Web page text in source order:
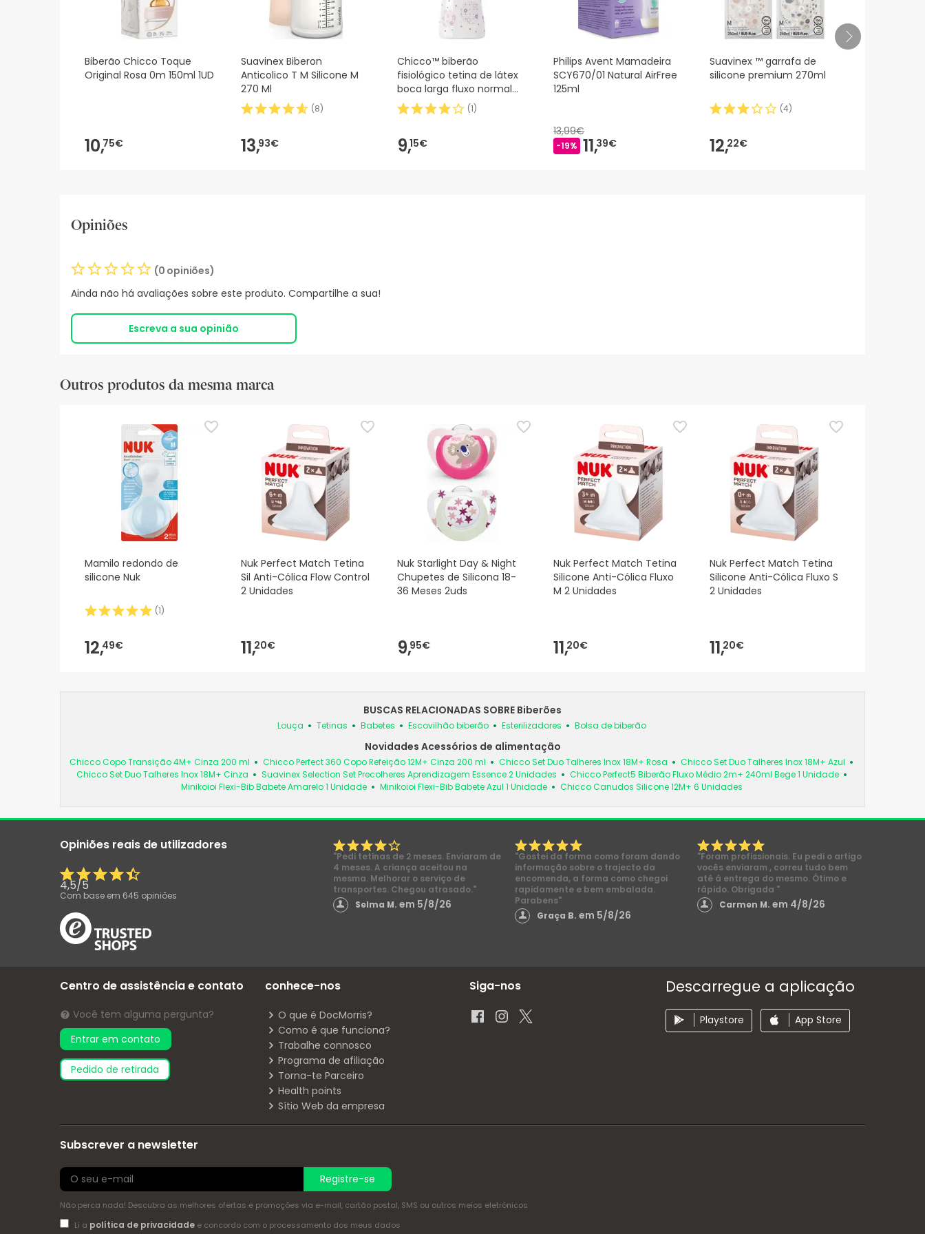
Biberão Chicco Toque
Original Rosa 0m 150ml 1UD
10,75€
Suavinex Biberon
Anticolico T M Silicone M
270 Ml
(8)
13,93€
Chicco™ biberão
fisiológico tetina de látex
boca larga fluxo normal
rosa 150ml 1ud
(1)
9,15€
Philips Avent Mamadeira
SCY670/01 Natural AirFree
125ml
13,99€
-19% 11,39€
Suavinex ™ garrafa de
silicone premium 270ml
(4)
12,22€
Opiniões
(0 opiniões)
Ainda não há avaliações sobre este produto. Compartilhe a sua!
Escreva a sua opinião
Outros produtos da mesma marca
Mamilo redondo de
silicone Nuk
(1)
12,49€
Nuk Perfect Match Tetina
Sil Anti-Cólica Flow Control
2 Unidades
11,20€
Nuk Starlight Day & Night
Chupetes de Silicona 18-
36 Meses 2uds
9,95€
Nuk Perfect Match Tetina
Silicone Anti-Cólica Fluxo
M 2 Unidades
11,20€
Nuk Perfect Match Tetina
Silicone Anti-Cólica Fluxo S
2 Unidades
11,20€
BUSCAS RELACIONADAS SOBRE Biberões
Louça Tetinas Babetes Escovilhão biberão Esterilizadores Bolsa de biberão
Novidades Acessórios de alimentação
Chicco Copo Transição 4M+ Cinza 200 ml Chicco Perfect 360 Copo Refeição 12M+ Cinza 200 ml Chicco Set Duo Talheres Inox 18M+ Rosa
Chicco Set Duo Talheres Inox 18M+ Azul
Chicco Set Duo Talheres Inox 18M+ Cinza
Suavinex Selection Set Precolheres Aprendizagem Essence 2 Unidades
Chicco Perfect5 Biberão Fluxo Médio 2m+ 240ml Bege 1 Unidade
Minikoioi Flexi-Bib Babete Amarelo 1 Unidade
Minikoioi Flexi-Bib Babete Azul 1 Unidade Chicco Canudos Silicone 12M+ 6 Unidades
Opiniões reais de utilizadores
4,5/5
Com base em 645 opiniões
"Pedi tetinas de 2 meses. Enviaram de
4 meses. A criança aceitou na
mesma. Melhorar o serviço de
transportes. Chegou atrasado."
Selma M. em 5/8/26
"Gostei da forma como foram dando
informação sobre o trajecto da
encomenda, a forma como chegoi
rapidamente e bem embalada.
Parabens"
Graça B.em 5/8/26
"Foram profissionais. Eu pedi o artigo
vocês enviaram , correu tudo bem
até á entrega do mesmo. Ótimo e
rápido. Obrigada "
Carmen M. em 4/8/26
Centro de assistência e contato
Você tem alguma pergunta?
Entrar em contato
pedido de retirada
conhece-nos
O que é DocMorris?
Como é que funciona?
Trabalhe connosco
Programa de afiliação
Torna-te Parceiro
Health points
Sítio Web da empresa
Siga-nos Descarregue a aplicação
Playstore App Store
Subscrever a newsletter
Registre-se
Não perca nada! Descubra as melhores ofertas e promoções via e-mail, cartão postal, SMS ou outros meios eletrónicos
Li a política de privacidadee concordo com o processamento dos meus dados